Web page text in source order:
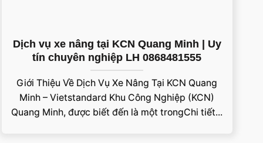
Dịch vụ xe nâng tại KCN Quang Minh | Uy
tín chuyên nghiệp LH 0868481555
Giới Thiệu Về Dịch Vụ Xe Nâng Tại KCN Quang
Minh – Vietstandard Khu Công Nghiệp (KCN)
Quang Minh, được biết đến là một trongChi tiết...